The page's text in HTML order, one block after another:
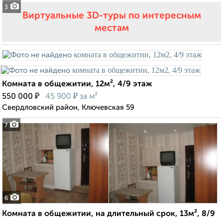
3
Виртуальные 3D-туры по интересным
местам
7
Комната в общежитии, 12м², 4/9 этаж
550 000 ₽ 45 900 ₽ за м²
Свердловский район, Ключевская 59
6
Комната в общежитии, на длительный срок, 13м², 8/9